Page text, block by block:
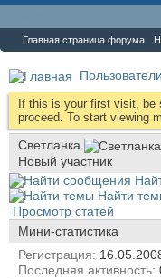
Главная страница форума
Пользователи
If this is your first visit, be
proceed. To start viewing
Светланка
Новый участник
Найти
Просмотр статей
Мини-статистика
Регистрация
Последняя активность